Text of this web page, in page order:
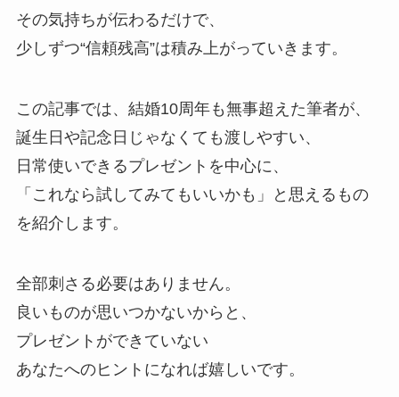
その気持ちが伝わるだけで、
少しずつ“信頼残高”は積み上がっていきます。
この記事では、結婚10周年も無事超えた筆者が、
誕生日や記念日じゃなくても渡しやすい、
日常使いできるプレゼントを中心に、
「これなら試してみてもいいかも」と思えるもの
を紹介します。
全部刺さる必要はありません。
良いものが思いつかないからと、
プレゼントができていない
あなたへのヒントになれば嬉しいです。